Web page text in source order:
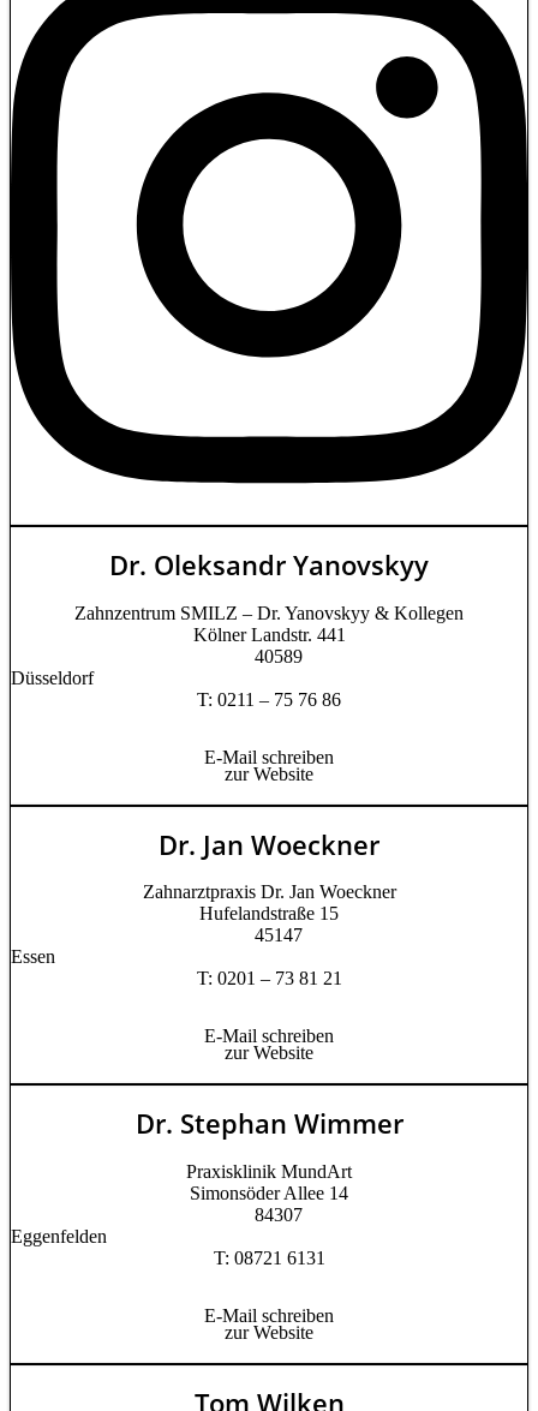
Dr. Oleksandr Yanovskyy
Zahnzentrum SMILZ – Dr. Yanovskyy & Kollegen
Kölner Landstr. 441
40589
Düsseldorf
T: 0211 – 75 76 86
E-Mail schreiben
zur Website
Dr. Jan Woeckner
Zahnarztpraxis Dr. Jan Woeckner
Hufelandstraße 15
45147
Essen
T: 0201 – 73 81 21
E-Mail schreiben
zur Website
Dr. Stephan Wimmer
Praxisklinik MundArt
Simonsöder Allee 14
84307
Eggenfelden
T: 08721 6131
E-Mail schreiben
zur Website
Tom Wilken